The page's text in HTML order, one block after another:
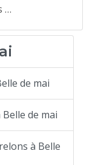
…
de mai
de mai
à Belle